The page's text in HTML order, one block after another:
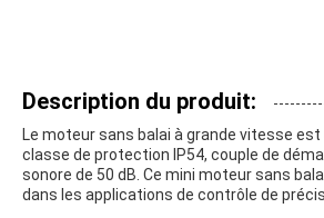
Description du produit:
Le moteur sans balai à grande vitesse
classe de protection IP54, couple de
sonore de 50 dB. Ce mini moteur sans
dans les applications de contrôle de